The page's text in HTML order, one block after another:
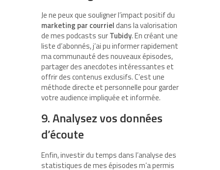
Je ne peux que souligner l’impact positif du
marketing par courrieldans la valorisation
de mes podcasts surTubidy. En créant une
liste d’abonnés, j’ai pu informer rapidement
ma communauté des nouveaux épisodes,
partager des anecdotes intéressantes et
offrir des contenus exclusifs. C’est une
méthode directe et personnelle pour garder
votre audience impliquée et informée.
9. Analysez vos données
d’écoute
Enfin, investir du temps dans l’analyse des
statistiques de mes épisodes m’a permis